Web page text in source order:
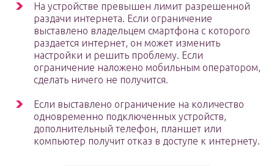
На устройстве превышен лимит разрешенной
раздачи интернета. Если ограничение
выставлено владельцем смартфона с которого
раздается интернет, он может изменить
настройки и решить проблему. Если
ограничение наложено мобильным оператором,
сделать ничего не получится.
Если выставлено ограничение на количество
одновременно подключенных устройств,
дополнительный телефон, планшет или
компьютер получит отказ в доступе к интернету.